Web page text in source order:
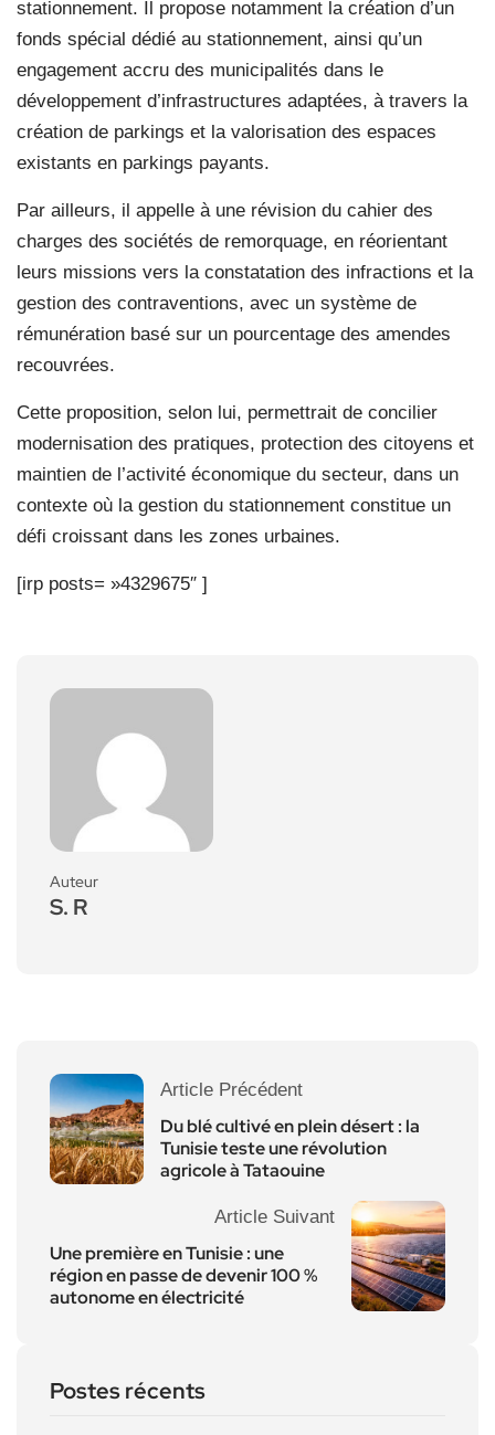
stationnement. Il propose notamment la création d’un
fonds spécial dédié au stationnement, ainsi qu’un
engagement accru des municipalités dans le
développement d’infrastructures adaptées, à travers la
création de parkings et la valorisation des espaces
existants en parkings payants.
Par ailleurs, il appelle à une révision du cahier des
charges des sociétés de remorquage, en réorientant
leurs missions vers la constatation des infractions et la
gestion des contraventions, avec un système de
rémunération basé sur un pourcentage des amendes
recouvrées.
Cette proposition, selon lui, permettrait de concilier
modernisation des pratiques, protection des citoyens et
maintien de l’activité économique du secteur, dans un
contexte où la gestion du stationnement constitue un
défi croissant dans les zones urbaines.
[irp posts= »4329675″ ]
Auteur
S. R
Article Précédent
Du blé cultivé en plein désert : la
Tunisie teste une révolution
agricole à Tataouine
Article Suivant
Une première en Tunisie : une
région en passe de devenir 100 %
autonome en électricité
Postes récents